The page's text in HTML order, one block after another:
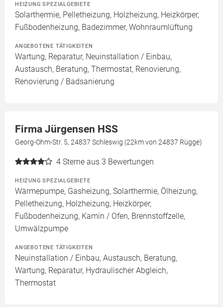
HEIZUNG SPEZIALGEBIETE
Solarthermie, Pelletheizung, Holzheizung, Heizkörper,
Fußbodenheizung, Badezimmer, Wohnraumlüftung
ANGEBOTENE TÄTIGKEITEN
Wartung, Reparatur, Neuinstallation / Einbau,
Austausch, Beratung, Thermostat, Renovierung,
Renovierung / Badsanierung
Firma Jürgensen HSS
Georg-Ohm-Str. 5, 24837 Schleswig (22km von 24837 Rügge)
4 Sterne aus 3 Bewertungen
HEIZUNG SPEZIALGEBIETE
Wärmepumpe, Gasheizung, Solarthermie, Ölheizung,
Pelletheizung, Holzheizung, Heizkörper,
Fußbodenheizung, Kamin / Ofen, Brennstoffzelle,
Umwälzpumpe
ANGEBOTENE TÄTIGKEITEN
Neuinstallation / Einbau, Austausch, Beratung,
Wartung, Reparatur, Hydraulischer Abgleich,
Thermostat